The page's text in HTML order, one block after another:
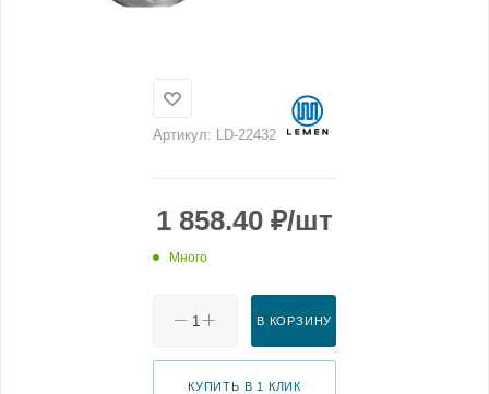
Артикул: LD-22432
1 858.40 ₽/шт
Много
В КОРЗИНУ
КУПИТЬ В 1 КЛИК